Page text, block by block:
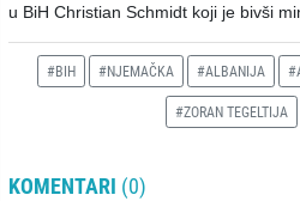
u BiH Christian Schmidt koji je bivši
#BIH #NJEMAČKA #ALBANIJA
#ZORAN TEGELTIJA
KOMENTARI (0)